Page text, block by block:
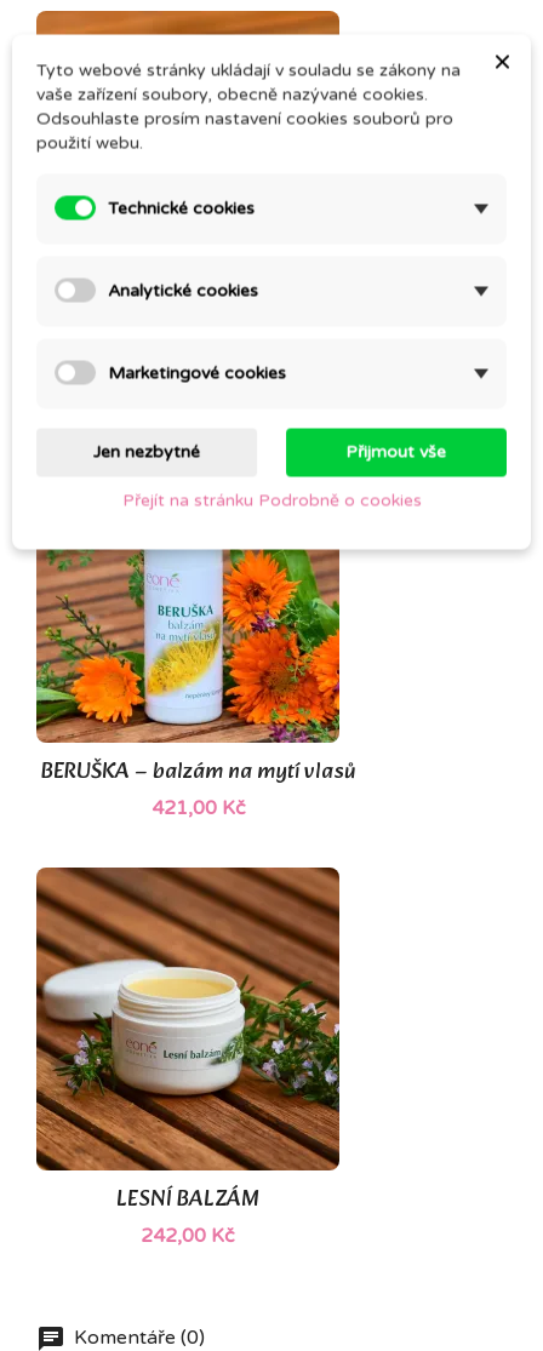
196,00 Kč
BERUŠKA – balzám na mytí vlasů
421,00 Kč
LESNÍ BALZÁM
242,00 Kč
(1)
Komentáře (0)
×
Tyto webové stránky ukládají v souladu se zákony na
vaše zařízení soubory, obecně nazývané cookies.
Odsouhlaste prosím nastavení cookies souborů pro
použití webu.
Technické cookies
Analytické cookies
Marketingové cookies
Jen nezbytné Přijmout vše
Přejít na stránku Podrobně o cookies